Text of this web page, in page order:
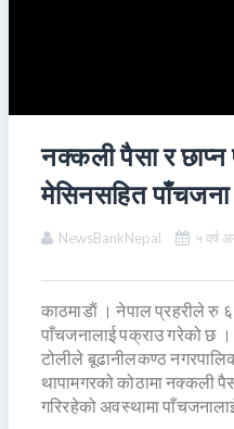
नक्कली पैसा र छाप्न
मेसिनसहित
NewsBankNepal ५ वर्ष
काठमाडाैं । नेपाल प्रहरीले रु
पाँचजनालाई पक्राउ गरेको छ ।
टोलीले बूढानीलकण्ठ
थापामगरको कोठामा नक्कली
गरिरहेको अवस्थामा